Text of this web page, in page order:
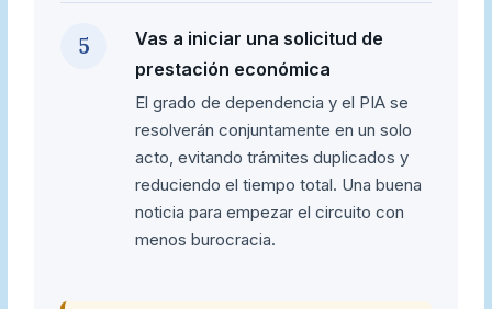
5
Vas a iniciar una solicitud de
prestación económica
El grado de dependencia y el PIA se
resolverán conjuntamente en un solo
acto, evitando trámites duplicados y
reduciendo el tiempo total. Una buena
noticia para empezar el circuito con
menos burocracia.